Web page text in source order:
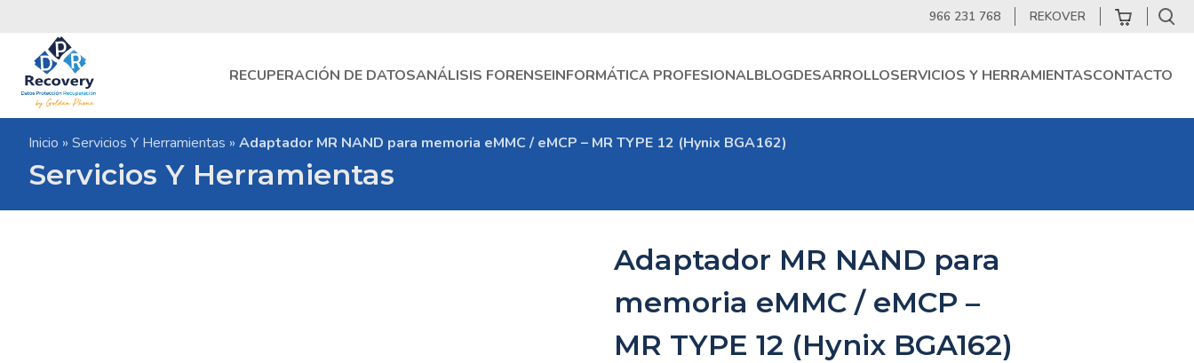
content
966 231 768 REKOVER
DPR
Recovery
Laboratorio
de
Recuperacion
RECUPERACIÓN DE DATOSANÁLISIS FORENSEINFORMÁTICA PROFESIONALBLOGDESARROLLOSERVICIOS Y HERRAMIENTASCONTACTO
Inicio » Servicios Y Herramientas » Adaptador MR NAND para memoria eMMC / eMCP – MR TYPE 12 (Hynix BGA162)
Servicios Y Herramientas
Adaptador MR NAND para
memoria eMMC / eMCP –
MR TYPE 12 (Hynix BGA162)